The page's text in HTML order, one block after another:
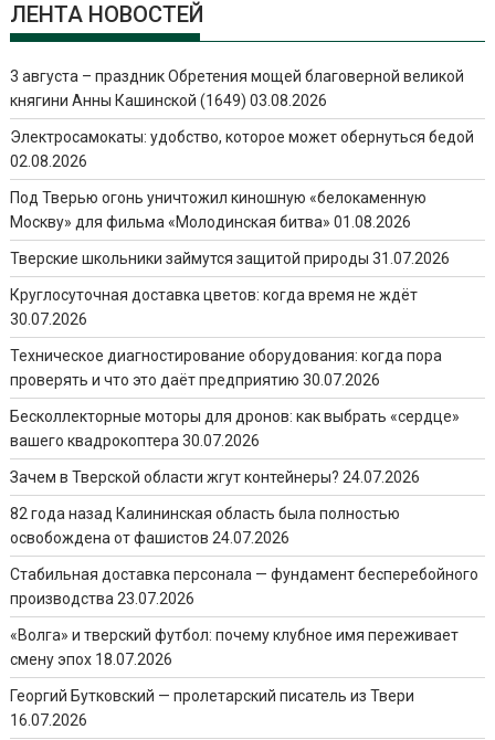
ЛЕНТА НОВОСТЕЙ
3 августа – праздник Обретения мощей благоверной великой
княгини Анны Кашинской (1649) 03.08.2026
Электросамокаты: удобство, которое может обернуться бедой
02.08.2026
Под Тверью огонь уничтожил киношную «белокаменную
Москву» для фильма «Молодинская битва» 01.08.2026
Тверские школьники займутся защитой природы 31.07.2026
Круглосуточная доставка цветов: когда время не ждёт
30.07.2026
Техническое диагностирование оборудования: когда пора
проверять и что это даёт предприятию 30.07.2026
Бесколлекторные моторы для дронов: как выбрать «сердце»
вашего квадрокоптера 30.07.2026
Зачем в Тверской области жгут контейнеры? 24.07.2026
82 года назад Калининская область была полностью
освобождена от фашистов 24.07.2026
Стабильная доставка персонала — фундамент бесперебойного
производства 23.07.2026
«Волга» и тверский футбол: почему клубное имя переживает
смену эпох 18.07.2026
Георгий Бутковский — пролетарский писатель из Твери
16.07.2026